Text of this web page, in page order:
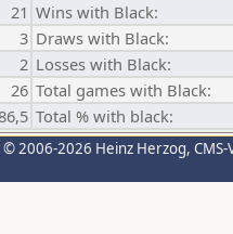
21 Wins with Black:
3 Draws with Black:
2 Losses with Black:
26 Total games with Black:
Total % with black:
© 2006-2026 Heinz Herzog,